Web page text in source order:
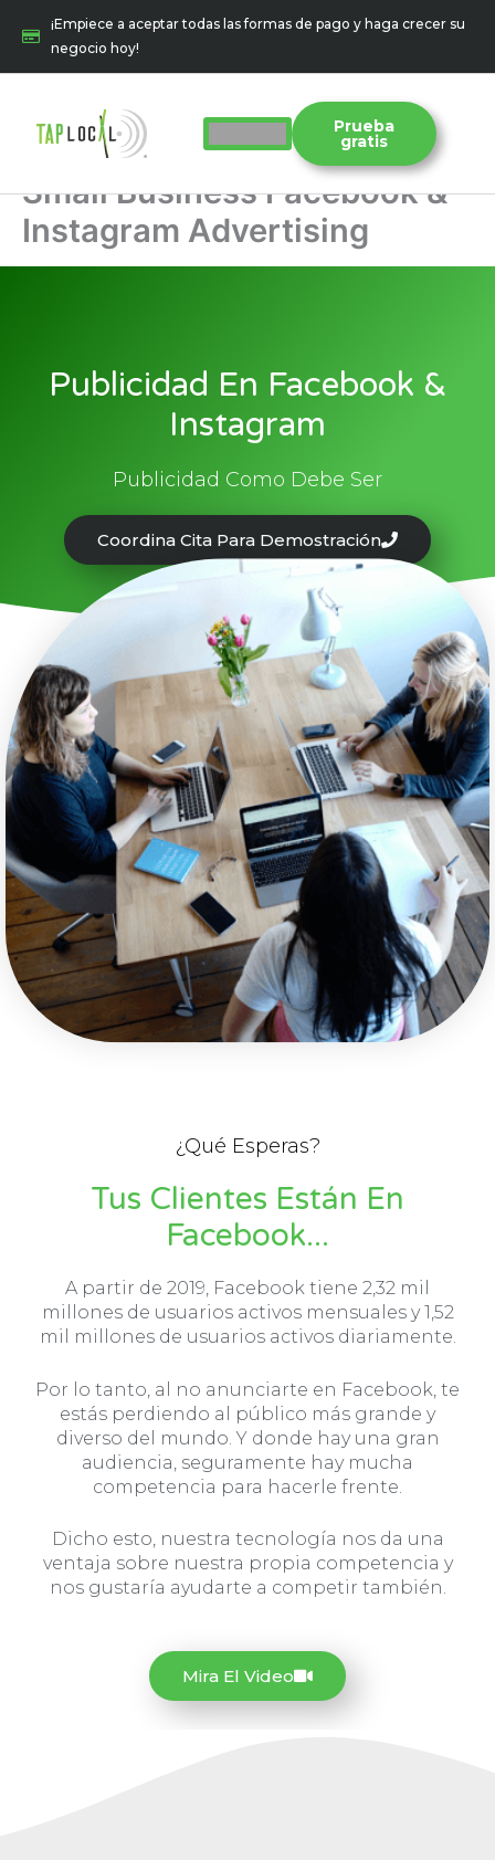
¡Empiece a aceptar todas las formas de pago y haga crecer su
negocio hoy!
Prueba
gratis
Small Business Facebook &
Instagram Advertising
Publicidad En Facebook &
Instagram
Publicidad Como Debe Ser
Coordina Cita Para Demostración
¿Qué Esperas?
Tus Clientes Están En
Facebook...
A partir de 2019, Facebook tiene 2,32 mil
millones de usuarios activos mensuales y 1,52
mil millones de usuarios activos diariamente.
Por lo tanto, al no anunciarte en Facebook, te
estás perdiendo al público más grande y
diverso del mundo. Y donde hay una gran
audiencia, seguramente hay mucha
competencia para hacerle frente.
Dicho esto, nuestra tecnología nos da una
ventaja sobre nuestra propia competencia y
nos gustaría ayudarte a competir también.
Mira El Video